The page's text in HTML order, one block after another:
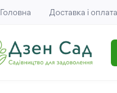
Головна Доставка і оплата